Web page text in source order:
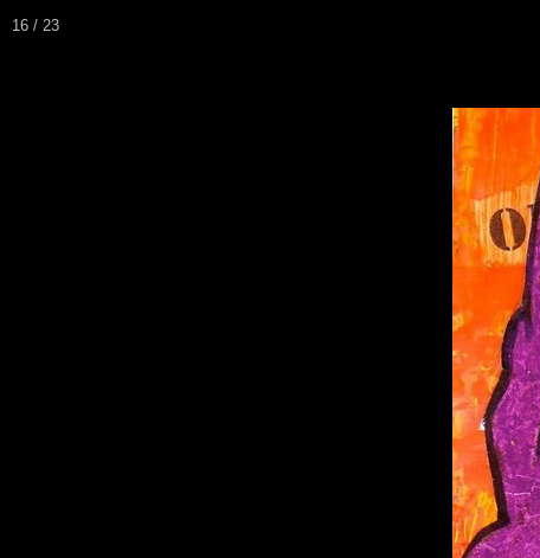
site consacré à
NOTRE
Dessins réalisés dans
16 / 23